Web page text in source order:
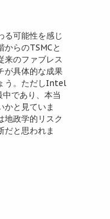
る可能性を感じ
からのTSMCと
来のファブレス
が具体的な成果
う。ただしIntel
であり、本当
かと見ていま
地政学的リスク
だと思われま